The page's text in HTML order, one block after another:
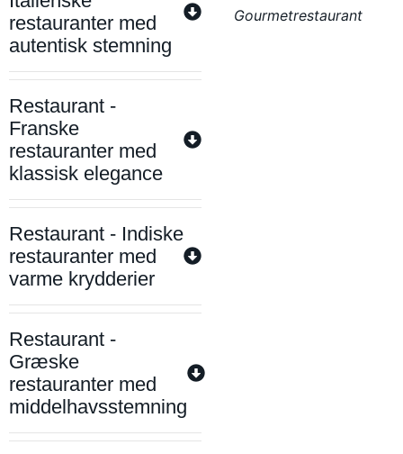
restauranter med
autentisk stemning
Restaurant -
Franske
restauranter med
klassisk elegance
Restaurant - Indiske
restauranter med
varme krydderier
Restaurant -
Græske
restauranter med
middelhavsstemning
Gourmetrestaurant